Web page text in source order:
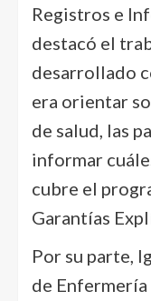
Registros e
destacó el
desarrollado
era orientar
de salud, las
informar
cubre el
Garantías
Por su parte,
de